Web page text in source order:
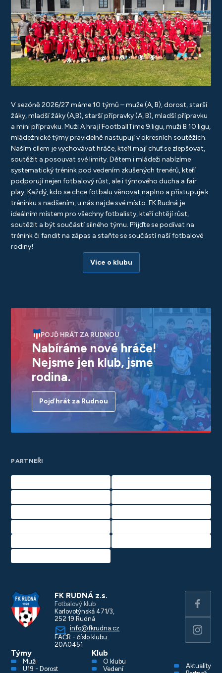
V sezóně 2026/27 máme 10 týmů – muže (A, B), dorost, starší
žáky, mladší žáky (A,B), starší přípravky (A, B), mladší přípravku
a mini přípravku. Muži A hrají FootballTime 9.ligu, muži B 10.ligu,
mládežnické týmy pravidelně nastupují v okresních soutěžích.
Naším cílem je vychovávat hráče, kteří mají chuť se zlepšovat,
soutěžit a posouvat své limity. Dětem i mládeži nabízíme
systematický trénink pod vedením zkušených trenérů, kteří
podporují nejen fotbalový růst, ale i týmového ducha a fair
play. Každý, kdo se chce fotbalu věnovat naplno a přistupuje k
tréninku s nadšením, u nás najde své místo. FK Rudná je
ideálním místem pro všechny fotbalisty, kteří chtějí růst,
soutěžit a být součástí silného týmu. Přijďte se podívat na
trénink či fandit na zápas a staňte se součástí naší fotbalové
rodiny!
Více o klubu
POJĎ HRÁT ZA RUDNOU
Nabíráme nové hráče!
Nejsme jen klub, jsme
rodina.
Pojď hrát za Rudnou
PARTNEŘI
FK RUDNÁ z.s.
Fotbalový klub
Karlovotýnská 471/3,
252 19 Rudná
info@fkrudna.cz
FAČR - číslo klubu:
20A0451
Týmy
Muži
U19 - Dorost
Klub
O klubu
Vedení
Aktuality